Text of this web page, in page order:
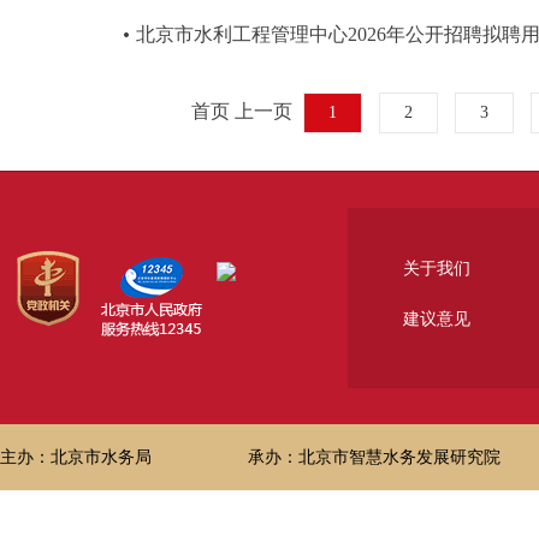
北京市水利工程管理中心2026年公开招聘拟聘
首页 上一页 1 2 3
关于我们
建议意见
主办：北京市水务局 承办：北京市智慧水务发展研究院